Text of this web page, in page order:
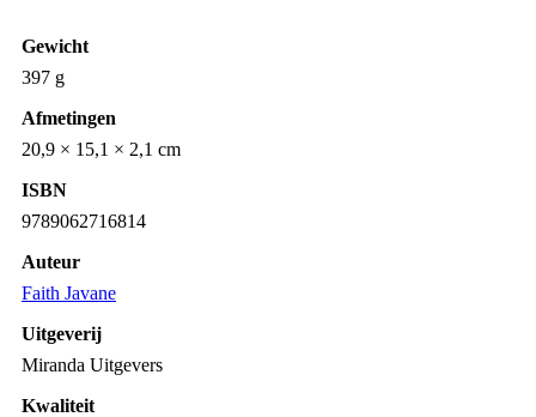
Gewicht
397 g
Afmetingen
20,9 × 15,1 × 2,1 cm
ISBN
9789062716814
Auteur
Faith Javane
Uitgeverij
Miranda Uitgevers
Kwaliteit